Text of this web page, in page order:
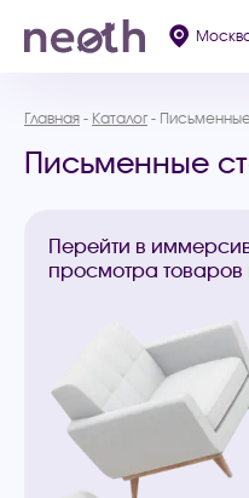
Главная Каталог
Письменные
Перейти в
просмотра товаров